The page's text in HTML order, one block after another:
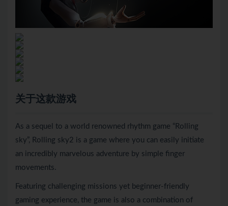
关于这款游戏
As a sequel to a world renowned rhythm game “Rolling
sky”, Rolling sky2 is a game where you can easily initiate
an incredibly marvelous adventure by simple finger
movements.
Featuring challenging missions yet beginner-friendly
gaming experience, the game is also a combination of